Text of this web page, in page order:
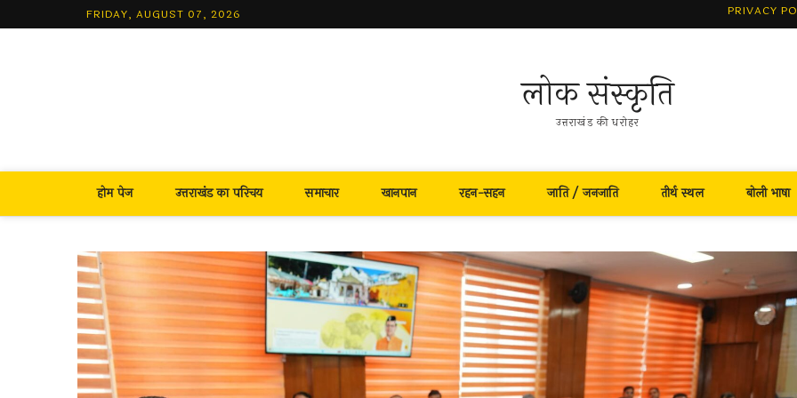
to
FRIDAY, AUGUST 07, 2026 PRIVACY
लोक संस्कृति
उत्तराखंड की धरोहर
होम पेज उत्तराखंड का परिचय समाचार खानपान रहन-सहन जाति / जनजाति तीर्थ स्थल बोली भाषा